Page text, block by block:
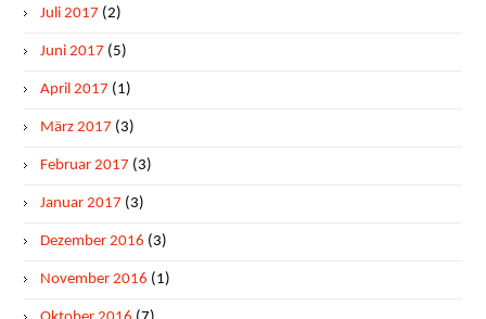
Juli 2017 (2)
Juni 2017 (5)
April 2017 (1)
März 2017 (3)
Februar 2017 (3)
Januar 2017 (3)
Dezember 2016 (3)
November 2016 (1)